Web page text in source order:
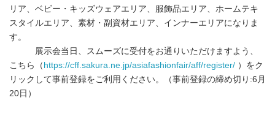
リア、ベビー・キッズウェアエリア、服飾品エリア、ホームテキ
スタイルエリア、素材・副資材エリア、インナーエリアになりま
す。
展示会当日、スムーズに受付をお通りいただけますよう、
こちら（ https://cff.sakura.ne.jp/asiafashionfair/aff/register/ ）をク
リックして事前登録をご利用ください。（事前登録の締め切り:6月
20日）